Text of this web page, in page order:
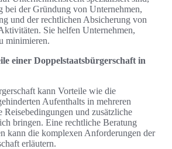
bei der Gründung von Unternehmen,
und der rechtlichen Absicherung von
Sie helfen Unternehmen,
minimieren.
einer Doppelstaatsbürgerschaft in
kann Vorteile wie die
Aufenthalts in mehreren
Reisebedingungen und zusätzliche
bringen. Eine rechtliche Beratung
kann die komplexen Anforderungen der
erläutern.